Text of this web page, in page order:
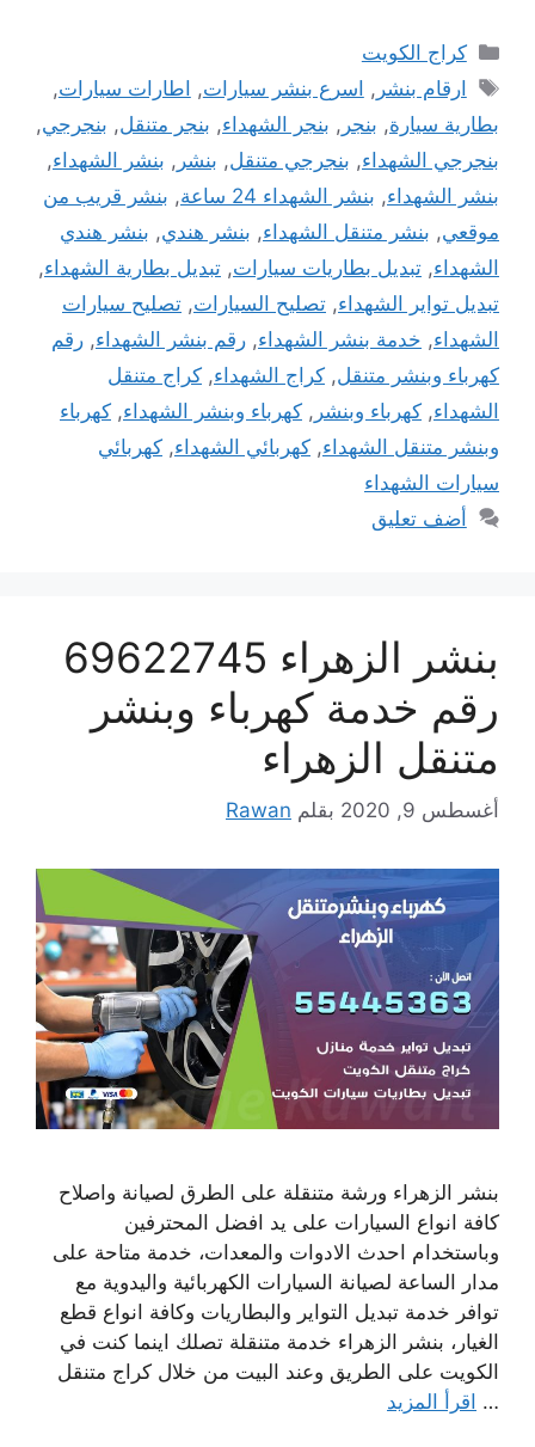
التصنيفات
كراج الكويت
الوسوم
ارقام بنشر , اسرع بنشر سيارات, اطارات سيارات,
بطارية سيارة, بنجر , بنجر الشهداء, بنجر متنقل, بنجرجي,
بنجرجي الشهداء, بنجرجي متنقل, بنشر , بنشر الشهداء,
بنشر الشهداء, بنشر الشهداء 24 ساعة , بنشر قريب من
موقعي, بنشر متنقل الشهداء, بنشر هندي, بنشر هندي
الشهداء, تبديل بطاريات سيارات, تبديل بطارية الشهداء,
تبديل تواير الشهداء, تصليح السيارات, تصليح سيارات
الشهداء, خدمة بنشر الشهداء, رقم بنشر الشهداء, رقم
كهرباء وبنشر متنقل, كراج الشهداء, كراج متنقل
الشهداء, كهرباء وبنشر , كهرباء وبنشر الشهداء, كهرباء
وبنشر متنقل الشهداء, كهربائي الشهداء, كهربائي
سيارات الشهداء
أضف تعليق
بنشر الزهراء 69622745
رقم خدمة كهرباء وبنشر
متنقل الزهراء
أغسطس 9, 2020 بقلم Rawan
بنشر الزهراء ورشة متنقلة على الطرق لصيانة واصلاح
كافة انواع السيارات على يد افضل المحترفين
وباستخدام احدث الادوات والمعدات، خدمة متاحة على
مدار الساعة لصيانة السيارات الكهربائية واليدوية مع
توافر خدمة تبديل التواير والبطاريات وكافة انواع قطع
الغيار، بنشر الزهراء خدمة متنقلة تصلك اينما كنت في
الكويت على الطريق وعند البيت من خلال كراج متنقل
… اقرأ المزيد